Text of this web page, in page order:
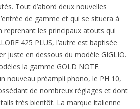
Tout d’abord deux nouvelles
de gamme et qui se situera à
reprenant les principaux atouts qui
425 PLUS, l’autre est baptisée
juste en dessous du modèle GIGLIO.
la gamme GOLD NOTE.
nouveau préampli phono, le PH 10,
de nombreux réglages et dont
très bientôt. La marque italienne